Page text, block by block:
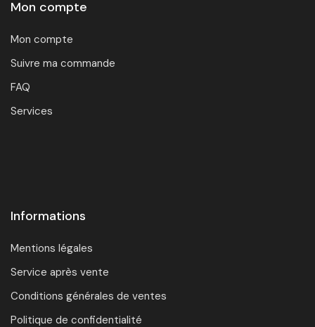
Mon compte
Mon compte
Suivre ma commande
FAQ
Services
Informations
Mentions légales
Service après vente
Conditions générales de ventes
Politique de confidentialité